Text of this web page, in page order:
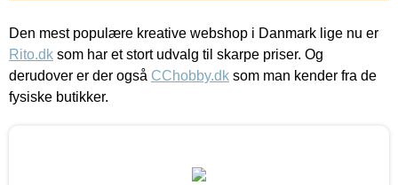
Den mest populære kreative webshop i Danmark lige nu er
Rito.dk som har et stort udvalg til skarpe priser. Og
derudover er der også CChobby.dk som man kender fra de
fysiske butikker.